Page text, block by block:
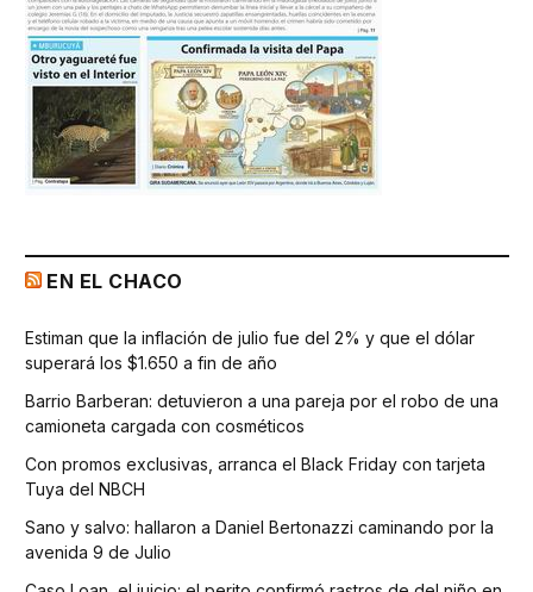
EN EL CHACO
Estiman que la inflación de julio fue del 2% y que el dólar
superará los $1.650 a fin de año
Barrio Barberan: detuvieron a una pareja por el robo de una
camioneta cargada con cosméticos
Con promos exclusivas, arranca el Black Friday con tarjeta
Tuya del NBCH
Sano y salvo: hallaron a Daniel Bertonazzi caminando por la
avenida 9 de Julio